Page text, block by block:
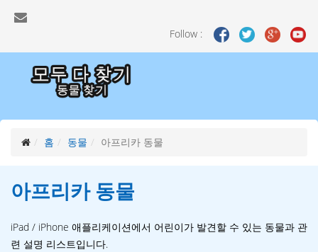
Follow :
홈 동물 아프리카 동물
아프리카 동물
iPad / iPhone 애플리케이션에서 어린이가 발견할 수 있는 동물과 관
련 설명 리스트입니다.